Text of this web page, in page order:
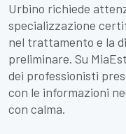
Urbino richiede
specializzazione
nel trattamento e la
preliminare. Su
dei professionisti
con le informazioni
con calma.